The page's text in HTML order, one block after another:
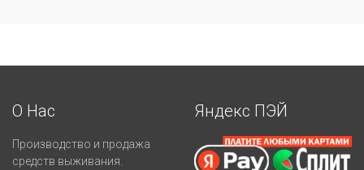
О Нас
Производство и продажа
средств выживания.
Яндекс ПЭЙ